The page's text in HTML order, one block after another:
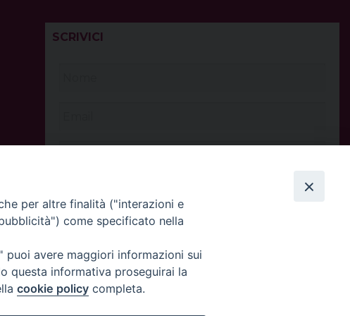
SCRIVICI
per altre finalità ("interazioni e
come specificato nella
avere maggiori informazioni sui
questa informativa proseguirai la
cookie policy completa.